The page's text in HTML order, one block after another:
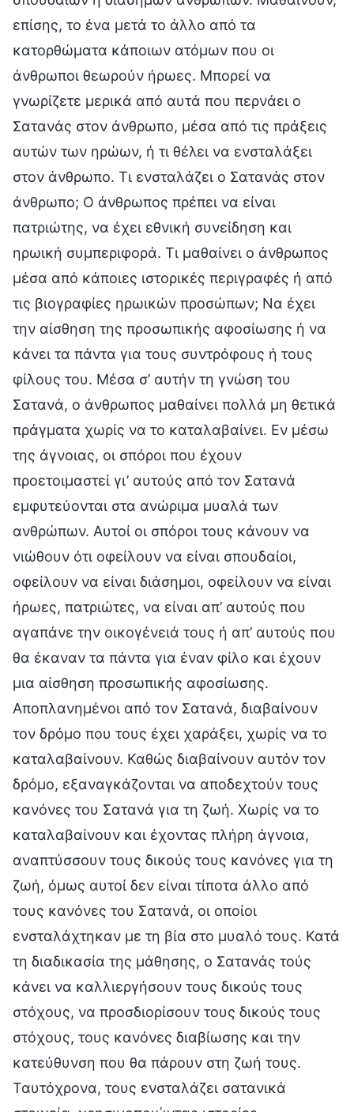
επίσης, το ένα μετά το άλλο από τα
κατορθώματα κάποιων ατόμων που οι
άνθρωποι θεωρούν ήρωες. Μπορεί να
γνωρίζετε μερικά από αυτά που περνάει ο
Σατανάς στον άνθρωπο, μέσα από τις πράξεις
αυτών των ηρώων, ή τι θέλει να ενσταλάξει
στον άνθρωπο. Τι ενσταλάζει ο Σατανάς στον
άνθρωπο; Ο άνθρωπος πρέπει να είναι
πατριώτης, να έχει εθνική συνείδηση και
ηρωική συμπεριφορά. Τι μαθαίνει ο άνθρωπος
μέσα από κάποιες ιστορικές περιγραφές ή από
τις βιογραφίες ηρωικών προσώπων; Να έχει
την αίσθηση της προσωπικής αφοσίωσης ή να
κάνει τα πάντα για τους συντρόφους ή τους
φίλους του. Μέσα σ’ αυτήν τη γνώση του
Σατανά, ο άνθρωπος μαθαίνει πολλά μη θετικά
πράγματα χωρίς να το καταλαβαίνει. Εν μέσω
της άγνοιας, οι σπόροι που έχουν
προετοιμαστεί γι’ αυτούς από τον Σατανά
εμφυτεύονται στα ανώριμα μυαλά των
ανθρώπων. Αυτοί οι σπόροι τους κάνουν να
νιώθουν ότι οφείλουν να είναι σπουδαίοι,
οφείλουν να είναι διάσημοι, οφείλουν να είναι
ήρωες, πατριώτες, να είναι απ’ αυτούς που
αγαπάνε την οικογένειά τους ή απ’ αυτούς που
θα έκαναν τα πάντα για έναν φίλο και έχουν
μια αίσθηση προσωπικής αφοσίωσης.
Αποπλανημένοι από τον Σατανά, διαβαίνουν
τον δρόμο που τους έχει χαράξει, χωρίς να το
καταλαβαίνουν. Καθώς διαβαίνουν αυτόν τον
δρόμο, εξαναγκάζονται να αποδεχτούν τους
κανόνες του Σατανά για τη ζωή. Χωρίς να το
καταλαβαίνουν και έχοντας πλήρη άγνοια,
αναπτύσσουν τους δικούς τους κανόνες για τη
ζωή, όμως αυτοί δεν είναι τίποτα άλλο από
τους κανόνες του Σατανά, οι οποίοι
ενσταλάχτηκαν με τη βία στο μυαλό τους. Κατά
τη διαδικασία της μάθησης, ο Σατανάς τούς
κάνει να καλλιεργήσουν τους δικούς τους
στόχους, να προσδιορίσουν τους δικούς τους
στόχους, τους κανόνες διαβίωσης και την
κατεύθυνση που θα πάρουν στη ζωή τους.
Ταυτόχρονα, τους ενσταλάζει σατανικά